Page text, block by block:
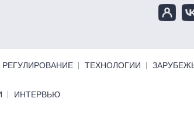
РЕГУЛИРОВАНИЕ ТЕХНОЛОГИИ
ИНТЕРВЬЮ